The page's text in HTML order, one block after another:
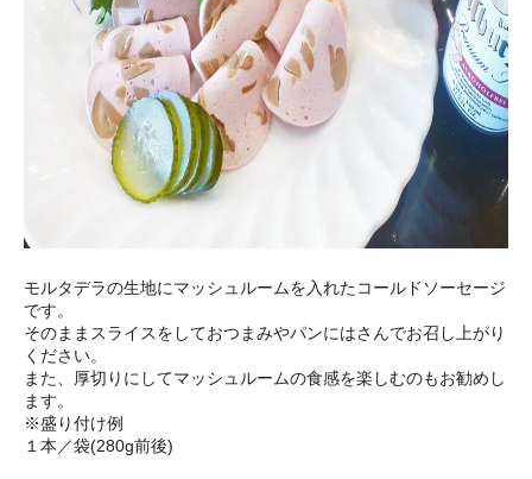
モルタデラの生地にマッシュルームを入れたコールドソーセージ
です。
そのままスライスをしておつまみやパンにはさんでお召し上がり
ください。
また、厚切りにしてマッシュルームの食感を楽しむのもお勧めし
ます。
※盛り付け例
１本／袋(280g前後)